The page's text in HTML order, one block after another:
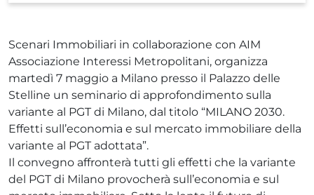
Scenari Immobiliari in collaborazione con AIM
Associazione Interessi Metropolitani, organizza
martedì 7 maggio a Milano presso il Palazzo delle
Stelline un seminario di approfondimento sulla
variante al PGT di Milano, dal titolo “MILANO 2030.
Effetti sull’economia e sul mercato immobiliare della
variante al PGT adottata”.
Il convegno affronterà tutti gli effetti che la variante
del PGT di Milano provocherà sull’economia e sul